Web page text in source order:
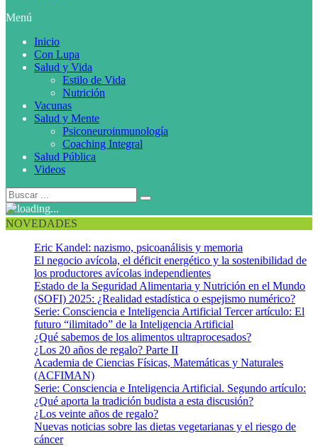
Menú
Inicio
Con Lupa
Salud y Vida
Estilo de Vida
Nutrición
Vacunas
Salud y Mente
Psiconeuroinmunología
Coaching Integral
Salud Pública
Videos
NOVEDADES
Eric Kandel: nazismo, psicoanálisis y memoria
El negocio avícola, el déficit energético y la sostenibilidad de
los productores avícolas independientes
Estado de la Seguridad Alimentaria y Nutrición en el Mundo
(SOFI) 2025: ¿Realidad estadística o espejismo numérico?
Serie: Consciencia e Inteligencia Artificial Tercer artículo: El
futuro “ilimitado” de la Inteligencia Artificial
¿Qué sabemos de los alimentos ultraprocesados?
¿Los 20 años de regalo? Parte II
Academia de Ciencias Físicas, Matemáticas y Naturales
(ACFIMAN)
Serie: Consciencia e Inteligencia Artificial. Segundo artículo:
¿Qué aporta la tradición budista a esta discusión?
¿Los veinte años de regalo?
Nuevas noticias sobre las dietas vegetarianas y el riesgo de
cáncer